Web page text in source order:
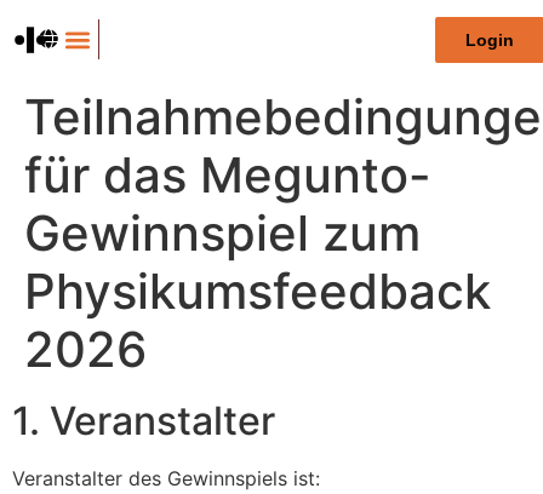
springen
Login
für das Megunto-
Gewinnspiel zum
Physikumsfeedback
2026
1. Veranstalter
Veranstalter des Gewinnspiels ist: